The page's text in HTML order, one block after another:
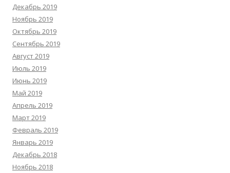
Декабрь 2019
Ноябрь 2019
Октябрь 2019
Сентябрь 2019
Август 2019
Июль 2019
Июнь 2019
Май 2019
Апрель 2019
Март 2019
Февраль 2019
Январь 2019
Декабрь 2018
Ноябрь 2018